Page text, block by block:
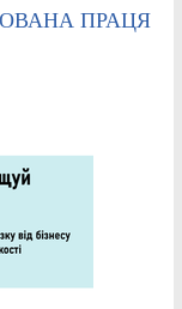
ПРАЦЯ